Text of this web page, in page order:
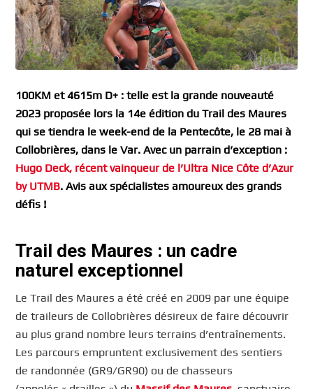
100KM et 4615m D+ : telle est la grande nouveauté
2023 proposée lors la 14e édition du Trail des Maures
qui se tiendra le week-end de la Pentecôte, le 28 mai à
Collobrières, dans le Var. Avec un parrain d’exception :
Hugo Deck, récent vainqueur de l’Ultra Nice Côte d’Azur
by UTMB. Avis aux spécialistes amoureux des grands
défis !
Trail des Maures : un cadre
naturel exceptionnel
Le Trail des Maures a été créé en 2009 par une équipe
de traileurs de Collobrières désireux de faire découvrir
au plus grand nombre leurs terrains d’entraînements.
Les parcours empruntent exclusivement des sentiers
de randonnée (GR9/GR90) ou de chasseurs